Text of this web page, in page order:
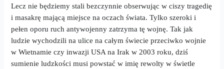
Lecz nie będziemy stali bezczynnie obserwując w ciszy tragedię
i masakrę mającą miejsce na oczach świata. Tylko szeroki i
pełen oporu ruch antywojenny zatrzyma tę wojnę. Tak jak
ludzie wychodzili naulice nacałym świecie przeciwko wojnie
w Wietnamie czy inwazji USA na Irak w 2003 roku, dziś
sumienie ludzkości musi powstać w imię rewolty w świetle